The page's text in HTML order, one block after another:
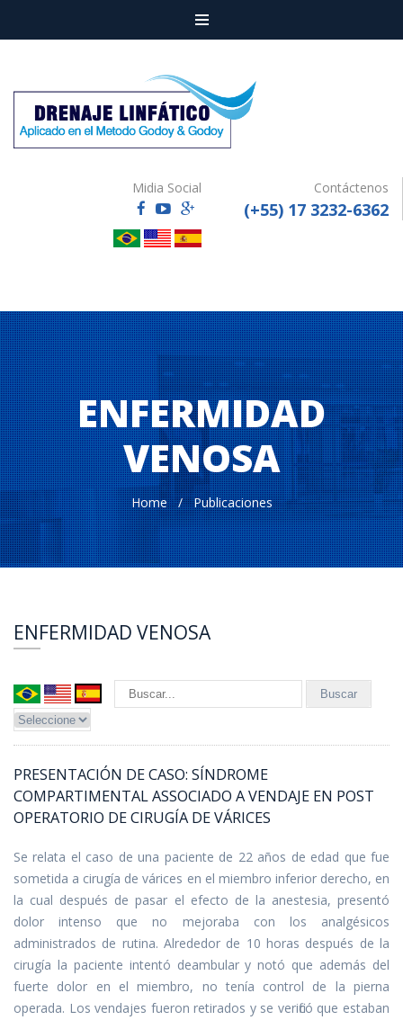
Midia Social Contáctenos
(+55) 17 3232-6362
ENFERMIDAD
VENOSA
Home/ Publicaciones
ENFERMIDAD VENOSA
PRESENTACIÓN DE CASO: SÍNDROME
COMPARTIMENTAL ASSOCIADO A VENDAJE EN POST
OPERATORIO DE CIRUGÍA DE VÁRICES
Se relata el caso de una paciente de 22 años de edad que fue
sometida a cirugía de várices en el miembro inferior derecho, en
la cual después de pasar el efecto de la anestesia, presentó
dolor intenso que no mejoraba con los analgésicos
administrados de rutina. Alrededor de 10 horas después de la
cirugía la paciente intentó deambular y notó que además del
fuerte dolor en el miembro, no tenía control de la pierna
operada. Los vendajes fueron retirados y se verificó que estaban